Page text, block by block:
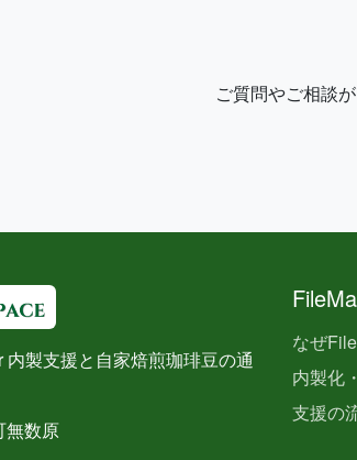
ご質問やご相談
製支援と自家焙煎珈琲豆の通
無数原
なぜ
内製化
支援の